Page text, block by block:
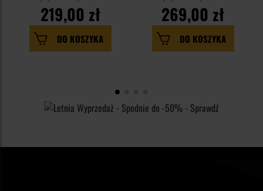
219,00 zł
DO KOSZYKA
269,00 zł
DO KOSZYKA